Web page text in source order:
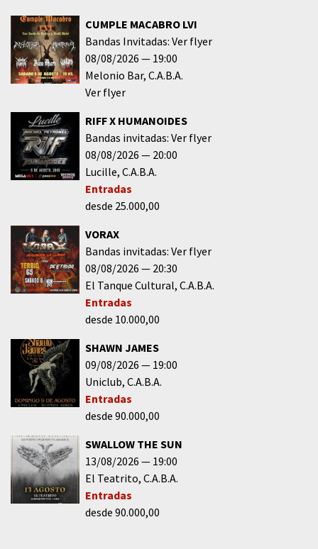
CUMPLE MACABRO LVI
Bandas Invitadas: Ver flyer
08/08/2026
19:00
Melonio Bar C.A.B.A.
Ver flyer
RIFF X HUMANOIDES
Bandas invitadas: Ver flyer
08/08/2026
20:00
Lucille C.A.B.A.
Entradas
desde 25.000,00
VORAX
Bandas invitadas: Ver flyer
08/08/2026
20:30
El Tanque Cultural C.A.B.A.
Entradas
desde 10.000,00
SHAWN JAMES
09/08/2026
19:00
Uniclub C.A.B.A.
Entradas
desde 90.000,00
SWALLOW THE SUN
13/08/2026
19:00
El Teatrito C.A.B.A.
Entradas
desde 90.000,00